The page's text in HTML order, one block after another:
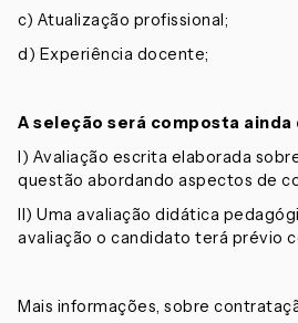
c) Atualização profissional;
d) Experiência docente;
A seleção será composta ainda
I) Avaliação escrita elaborada
questão abordando aspectos de
II) Uma avaliação didática
avaliação o candidato terá prévio
Mais informações, sobre